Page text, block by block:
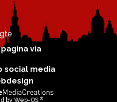
via
social media
byWeb-OS ®